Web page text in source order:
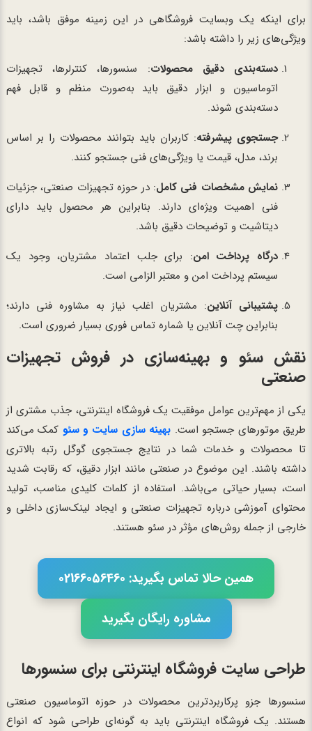
برای اینکه یک وبسایت فروشگاهی در این زمینه موفق باشد، باید
ویژگی‌های زیر را داشته باشد:
دسته‌بندی دقیق محصولات: سنسورها، کنترلرها، تجهیزات
اتوماسیون و ابزار دقیق باید به‌صورت منظم و قابل فهم
دسته‌بندی شوند.
جستجوی پیشرفته: کاربران باید بتوانند محصولات را بر اساس
برند، مدل، قیمت یا ویژگی‌های فنی جستجو کنند.
نمایش مشخصات فنی کامل: در حوزه تجهیزات صنعتی، جزئیات
فنی اهمیت ویژه‌ای دارند. بنابراین هر محصول باید دارای
دیتاشیت و توضیحات دقیق باشد.
درگاه پرداخت امن: برای جلب اعتماد مشتریان، وجود یک
سیستم پرداخت امن و معتبر الزامی است.
پشتیبانی آنلاین: مشتریان اغلب نیاز به مشاوره فنی دارند؛
بنابراین چت آنلاین یا شماره تماس فوری بسیار ضروری است.
نقش سئو و بهینه‌سازی در فروش تجهیزات
صنعتی
یکی از مهم‌ترین عوامل موفقیت یک فروشگاه اینترنتی، جذب مشتری از
طریق موتورهای جستجو است. بهینه سازی سایت و سئو کمک می‌کند
تا محصولات و خدمات شما در نتایج جستجوی گوگل رتبه بالاتری
داشته باشند. این موضوع در صنعتی مانند ابزار دقیق، که رقابت شدید
است، بسیار حیاتی می‌باشد. استفاده از کلمات کلیدی مناسب، تولید
محتوای آموزشی درباره تجهیزات صنعتی و ایجاد لینک‌سازی داخلی و
خارجی از جمله روش‌های مؤثر در سئو هستند.
همین حالا تماس بگیرید: 02166056460
مشاوره رایگان بگیرید
طراحی سایت فروشگاه اینترنتی برای سنسورها
سنسورها جزو پرکاربردترین محصولات در حوزه اتوماسیون صنعتی
هستند. یک فروشگاه اینترنتی باید به گونه‌ای طراحی شود که انواع